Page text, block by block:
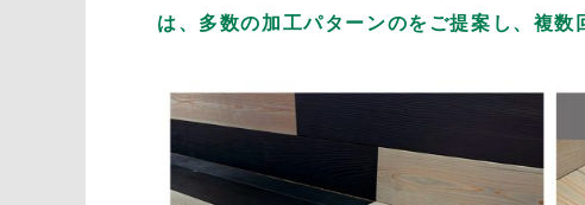
は、多数の加工パターンのをご提案し、複数